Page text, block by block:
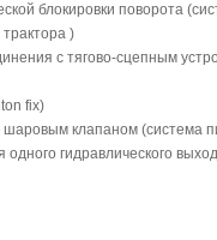
блокировки поворота
)
с тягово-сцепным
fix)
клапаном (система
гидравлического